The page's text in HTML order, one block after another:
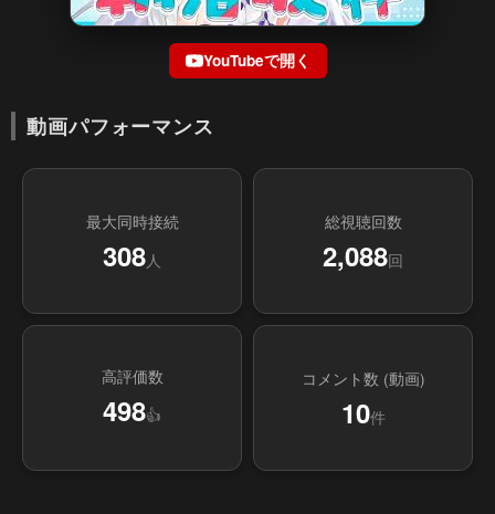
YouTubeで開く
動画パフォーマンス
最大同時接続
308人
総視聴回数
2,088回
高評価数
498👍
コメント数 (動画)
10件